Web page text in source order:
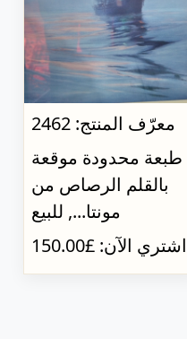
معرّف المنتج: 2462
طبعة محدودة موقعة
بالقلم الرصاص من
مونتا..., للبيع
اشتري الآن: £150.00